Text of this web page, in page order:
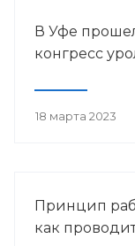
В Уфе
конгресс
18 марта 2023
Принцип
как